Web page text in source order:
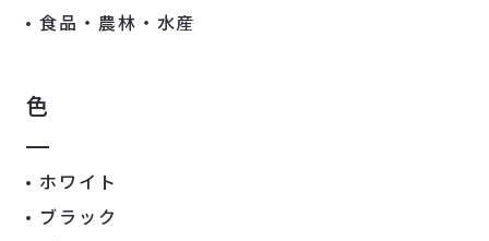
食品・農林・水産
色
ホワイト
ブラック